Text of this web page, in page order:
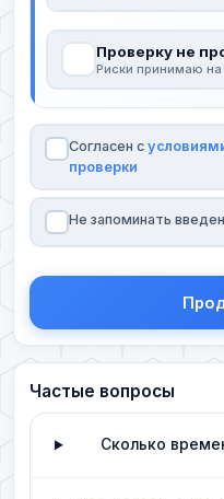
Проверку не
Риски принимаю на
Согласен с
проверки
Не запоминать
Частые вопросы
Сколько